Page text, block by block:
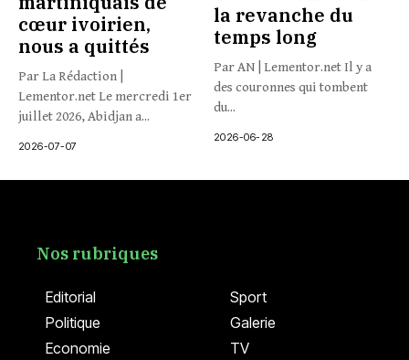
cœur ivoirien,
nous a quittés
Par La Rédaction |
Lementor.net Le mercredi 1er
juillet 2026, Abidjan a...
2026-07-07
la revanche du
temps long
Par AN | Lementor.net Il y a
des couronnes qui tombent
du...
2026-06-28
Editorial
Politique
Economie
Sport
Galerie
TV
Nos rubriques